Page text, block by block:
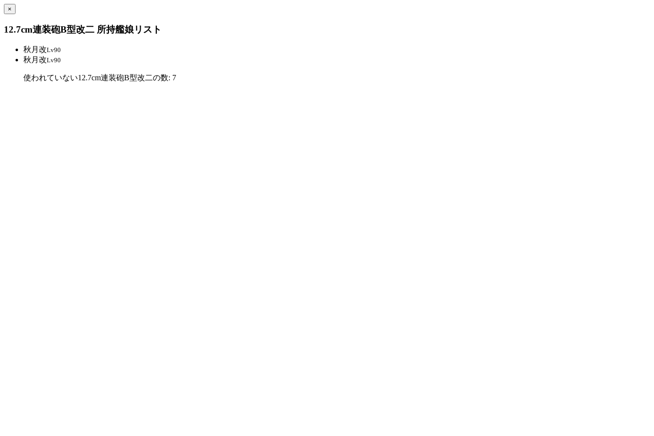
×
12.7cm連装砲B型改二 所持艦娘リスト
秋月改Lv90
秋月改Lv90
使われていない12.7cm連装砲B型改二の数: 7